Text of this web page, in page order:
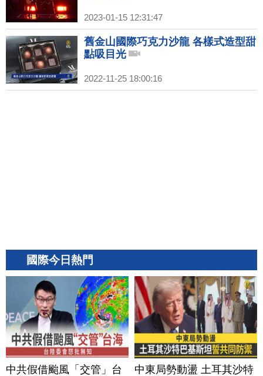
2023-01-15 12:31:47
舊金山國際巧克力沙龍 各樣式造型甜
點吸目光
2022-11-25 18:00:16
國際今日熱門
中共假借颱風「交管」台
中東局勢動盪 土耳其沙特